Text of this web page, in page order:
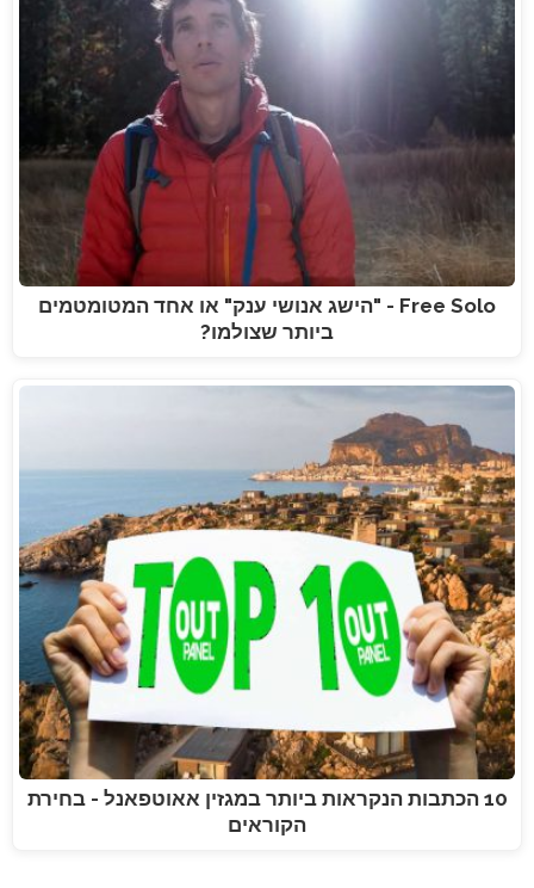
Free Solo - "הישג אנושי ענק" או אחד המטומטמים
ביותר שצולמו?
10 הכתבות הנקראות ביותר במגזין אאוטפאנל - בחירת
הקוראים